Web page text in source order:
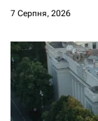
в
7 Серпня, 2026